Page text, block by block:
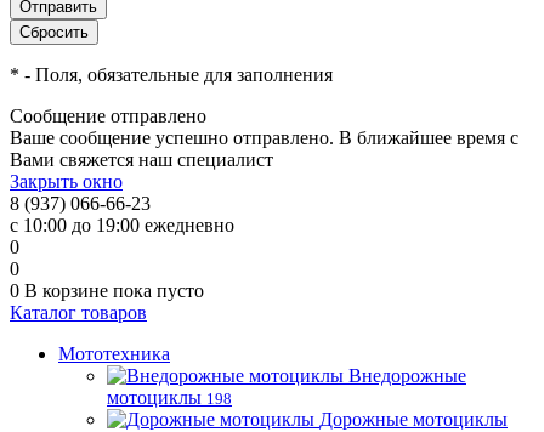
* - Поля, обязательные для заполнения
Сообщение отправлено
Ваше сообщение успешно отправлено. В ближайшее время с
Вами свяжется наш специалист
Закрыть окно
8 (937) 066-66-23
с 10:00 до 19:00 ежедневно
0
0
0 В корзине пока пусто
Каталог товаров
Мототехника
Внедорожные
мотоциклы 198
Дорожные мотоциклы